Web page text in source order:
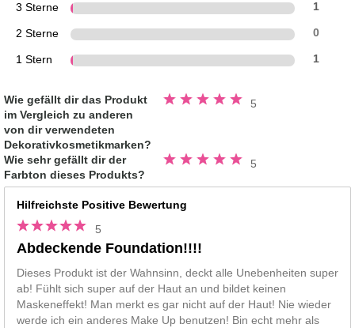
3 Sterne 1
2 Sterne 0
1 Stern 1
Wie gefällt dir das Produkt
im Vergleich zu anderen
von dir verwendeten
Dekorativkosmetikmarken?
5
Bewertung
5.0
Wie sehr gefällt dir der
Farbton dieses Produkts?
5
Bewertung
5.0
5
Hilfreichste Positive Bewertung
5
Abdeckende Foundation!!!!
Dieses Produkt ist der Wahnsinn, deckt alle Unebenheiten super
ab! Fühlt sich super auf der Haut an und bildet keinen
Maskeneffekt! Man merkt es gar nicht auf der Haut! Nie wieder
werde ich ein anderes Make Up benutzen! Bin echt mehr als